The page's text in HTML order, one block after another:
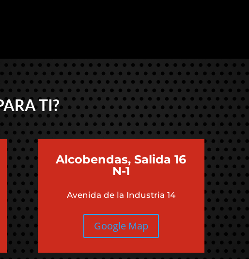
TI?
Alcobendas, Salida 16
N-1
Avenida de la Industria 14
Google Map